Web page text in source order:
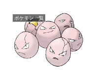
ポケモン一覧